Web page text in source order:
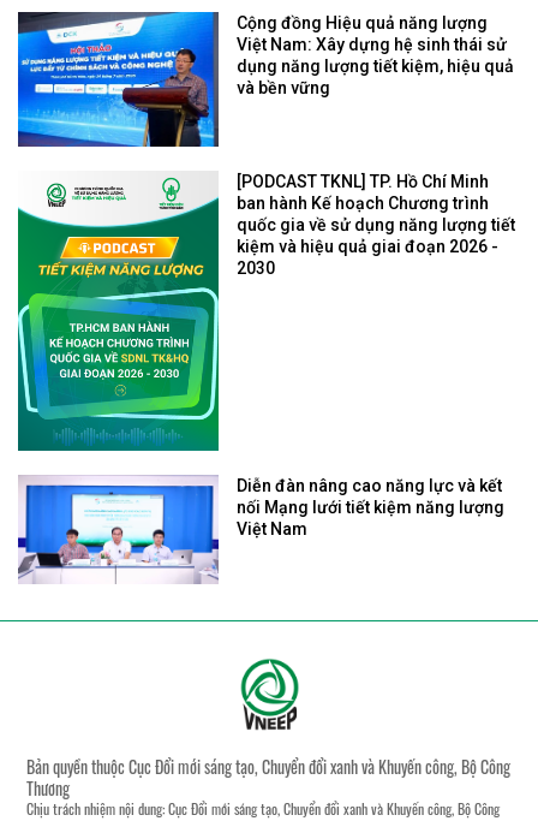
Cộng đồng Hiệu quả năng lượng
Việt Nam: Xây dựng hệ sinh thái sử
dụng năng lượng tiết kiệm, hiệu quả
và bền vững
[PODCAST TKNL] TP. Hồ Chí Minh
ban hành Kế hoạch Chương trình
quốc gia về sử dụng năng lượng tiết
kiệm và hiệu quả giai đoạn 2026 -
2030
Diễn đàn nâng cao năng lực và kết
nối Mạng lưới tiết kiệm năng lượng
Việt Nam
Bản quyền thuộc Cục Đổi mới sáng tạo, Chuyển đổi xanh và Khuyến công, Bộ Công
Thương
Chịu trách nhiệm nội dung: Cục Đổi mới sáng tạo, Chuyển đổi xanh và Khuyến công, Bộ Công